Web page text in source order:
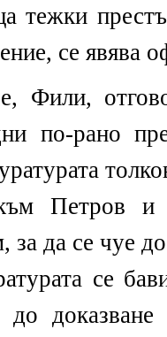
тежки
се явява
Фили,
по-рано
Петров и
да се чуе
се
до